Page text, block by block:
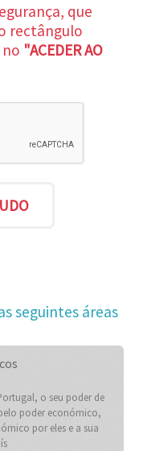
que
rectângulo
"ACEDER AO
seguintes áreas
o seu poder de
poder económico,
por eles e a sua